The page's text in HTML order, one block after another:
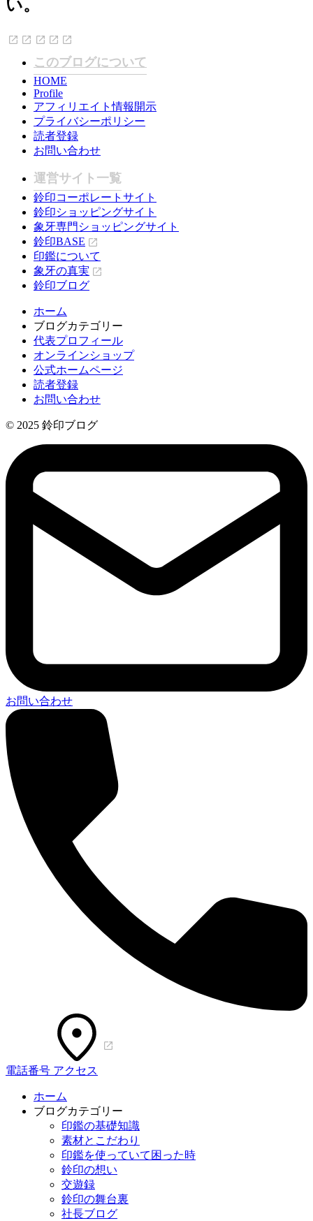
い。
このブログについて
HOME
Profile
アフィリエイト情報開示
プライバシーポリシー
読者登録
お問い合わせ
運営サイト一覧
鈴印コーポレートサイト
鈴印ショッピングサイト
象牙専門ショッピングサイト
鈴印BASE
印鑑について
象牙の真実
鈴印ブログ
ホーム
ブログカテゴリー
代表プロフィール
オンラインショップ
公式ホームページ
読者登録
お問い合わせ
© 2025 鈴印ブログ
お問い合わせ
電話番号 アクセス
ホーム
ブログカテゴリー
印鑑の基礎知識
素材とこだわり
印鑑を使っていて困った時
鈴印の想い
交遊録
鈴印の舞台裏
社長ブログ